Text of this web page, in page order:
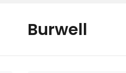
Burwell